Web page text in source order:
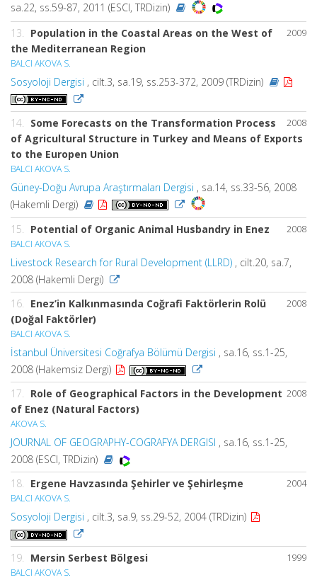
sa.22, ss.59-87, 2011 (ESCI, TRDizin)
2009
13.
Population in the Coastal Areas on the West of
the Mediterranean Region
BALCI AKOVA S.
Sosyoloji Dergisi , cilt.3, sa.19, ss.253-372, 2009 (TRDizin)
2008
14.
Some Forecasts on the Transformation Process
of Agricultural Structure in Turkey and Means of Exports
to the Europen Union
BALCI AKOVA S.
Güney-Doğu Avrupa Araştırmaları Dergisi , sa.14, ss.33-56, 2008
(Hakemli Dergi)
2008
15. Potential of Organic Animal Husbandry in Enez
BALCI AKOVA S.
Livestock Research for Rural Development (LLRD) , cilt.20, sa.7,
2008 (Hakemli Dergi)
2008
16. Enez’in Kalkınmasında Coğrafi Faktörlerin Rolü
(Doğal Faktörler)
BALCI AKOVA S.
İstanbul Üniversitesi Coğrafya Bölümü Dergisi , sa.16, ss.1-25,
2008 (Hakemsiz Dergi)
2008
17. Role of Geographical Factors in the Development
of Enez (Natural Factors)
AKOVA S.
JOURNAL OF GEOGRAPHY-COGRAFYA DERGISI , sa.16, ss.1-25,
2008 (ESCI, TRDizin)
2004
18. Ergene Havzasında Şehirler ve Şehirleşme
BALCI AKOVA S.
Sosyoloji Dergisi , cilt.3, sa.9, ss.29-52, 2004 (TRDizin)
1999
19. Mersin Serbest Bölgesi
BALCI AKOVA S.